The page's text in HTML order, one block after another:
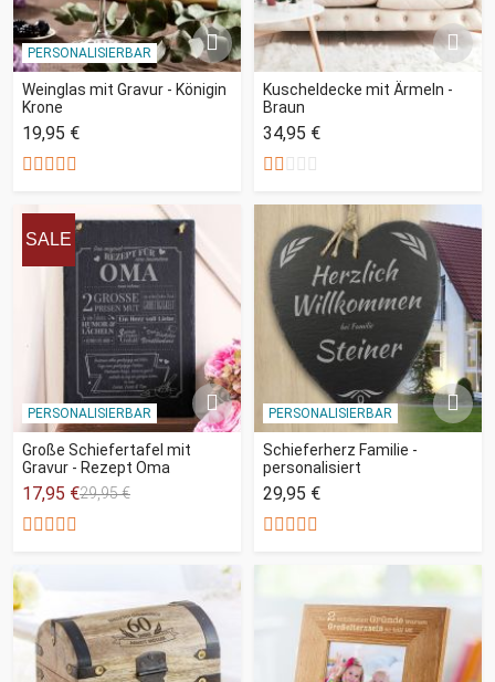
PERSONALISIERBAR
Weinglas mit Gravur - Königin
Krone
19,95 €
Kuscheldecke mit Ärmeln -
Braun
34,95 €
SALE
PERSONALISIERBAR
Große Schiefertafel mit
Gravur - Rezept Oma
17,95 €29,95 €
PERSONALISIERBAR
Schieferherz Familie -
personalisiert
29,95 €